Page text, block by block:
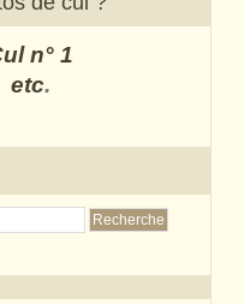
n° 1
etc.